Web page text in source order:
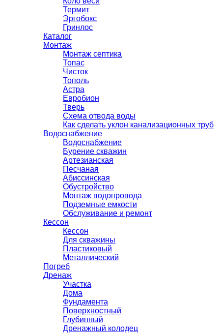
Термит
Эргобокс
Гринлос
Каталог
Монтаж
Монтаж септика
Топас
Чисток
Тополь
Астра
Евробион
Тверь
Схема отвода воды
Как сделать уклон канализационных труб
Водоснабжение
Водоснабжение
Бурение скважин
Артезианская
Песчаная
Абиссинская
Обустройство
Монтаж водопровода
Подземные емкости
Обслуживание и ремонт
Кессон
Кессон
Для скважины
Пластиковый
Металлический
Погреб
Дренаж
Участка
Дома
Фундамента
Поверхностный
Глубинный
Дренажный колодец